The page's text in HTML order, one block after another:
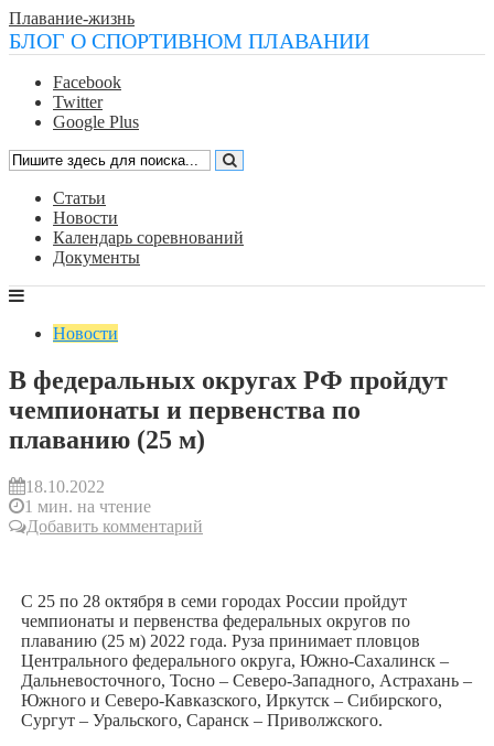
Плавание-жизнь
БЛОГ О СПОРТИВНОМ ПЛАВАНИИ
Facebook
Twitter
Google Plus
Статьи
Новости
Календарь соревнований
Документы
Новости
В федеральных округах РФ пройдут
чемпионаты и первенства по
плаванию (25 м)
18.10.2022
1 мин. на чтение
Добавить комментарий
С 25 по 28 октября в семи городах России пройдут
чемпионаты и первенства федеральных округов по
плаванию (25 м) 2022 года. Руза принимает пловцов
Центрального федерального округа, Южно-Сахалинск –
Дальневосточного, Тосно – Северо-Западного, Астрахань –
Южного и Северо-Кавказского, Иркутск – Сибирского,
Сургут – Уральского, Саранск – Приволжского.